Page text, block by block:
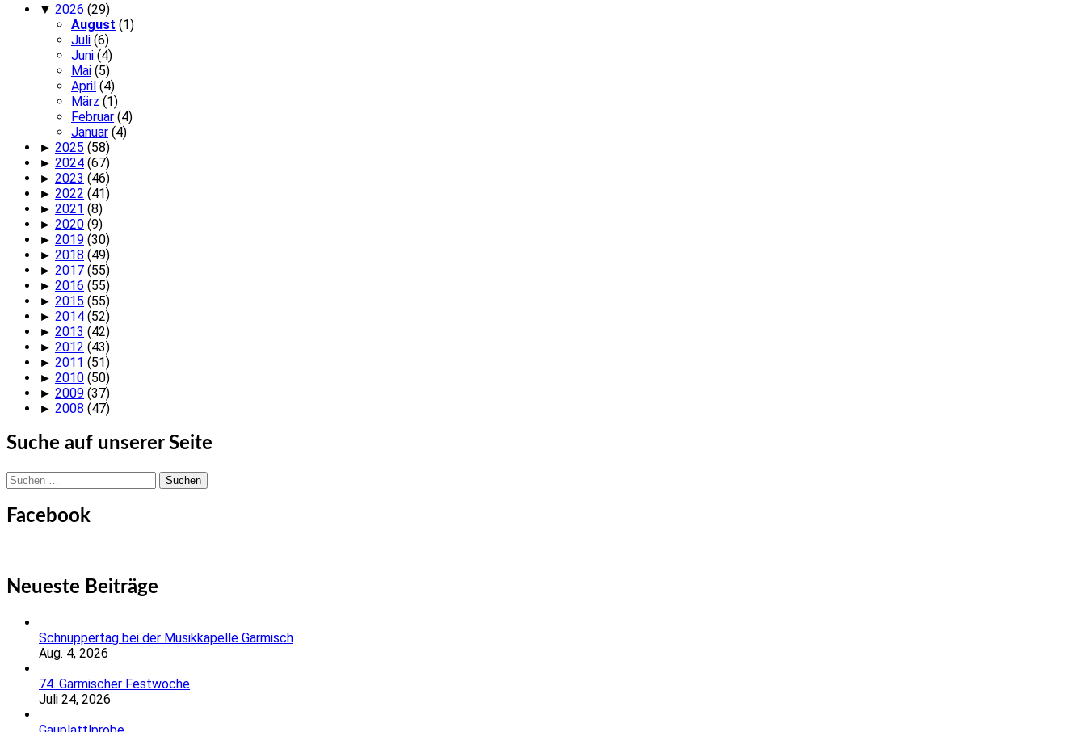
▼ 2026 (29)
August (1)
Juli (6)
Juni (4)
Mai (5)
April (4)
März (1)
Februar (4)
Januar (4)
► 2025 (58)
► 2024 (67)
► 2023 (46)
► 2022 (41)
► 2021 (8)
► 2020 (9)
► 2019 (30)
► 2018 (49)
► 2017 (55)
► 2016 (55)
► 2015 (55)
► 2014 (52)
► 2013 (42)
► 2012 (43)
► 2011 (51)
► 2010 (50)
► 2009 (37)
► 2008 (47)
Suche auf unserer Seite
Suchen
nach:
Facebook
Neueste Beiträge
Schnuppertag bei der Musikkapelle Garmisch
Aug. 4, 2026
74. Garmischer Festwoche
Juli 24, 2026